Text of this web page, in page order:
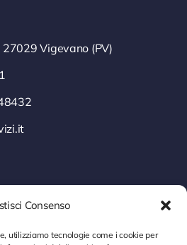
Consenso
utilizziamo tecnologie come i cookie per
Vigevano (PV)